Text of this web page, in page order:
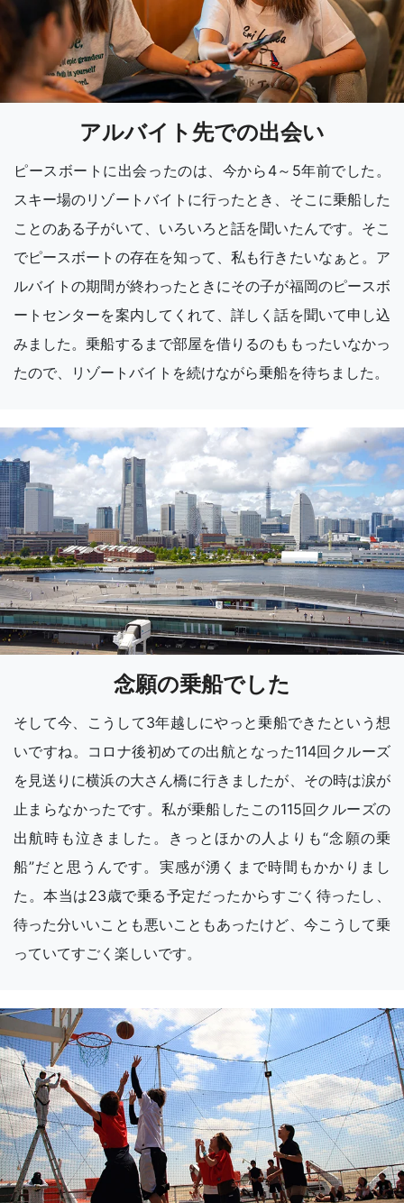
アルバイト先での出会い
ピースボートに出会ったのは、今から4～5年前でした。
スキー場のリゾートバイトに行ったとき、そこに乗船した
ことのある子がいて、いろいろと話を聞いたんです。そこ
でピースボートの存在を知って、私も行きたいなぁと。ア
ルバイトの期間が終わったときにその子が福岡のピースボ
ートセンターを案内してくれて、詳しく話を聞いて申し込
みました。乗船するまで部屋を借りるのももったいなかっ
たので、リゾートバイトを続けながら乗船を待ちました。
念願の乗船でした
そして今、こうして3年越しにやっと乗船できたという想
いですね。コロナ後初めての出航となった114回クルーズ
を見送りに横浜の大さん橋に行きましたが、その時は涙が
止まらなかったです。私が乗船したこの115回クルーズの
出航時も泣きました。きっとほかの人よりも“念願の乗
船”だと思うんです。実感が湧くまで時間もかかりまし
た。本当は23歳で乗る予定だったからすごく待ったし、
待った分いいことも悪いこともあったけど、今こうして乗
っていてすごく楽しいです。